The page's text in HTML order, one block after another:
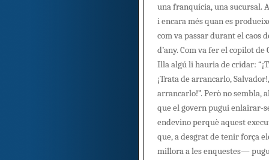
una franquícia, una sucursal.
i encara més quan es
com va passar durant el caos
d’any. Com va fer el copilot de
Illa algú li hauria de cridar:
¡Trata de arrancarlo,
arrancarlo!”. Però no sembla,
que el govern pugui enlairar-
endevino perquè aquest
que, a desgrat de tenir força
millora a les enquestes—